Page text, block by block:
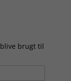
brugt til